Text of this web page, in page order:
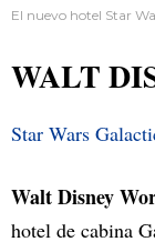
El nuevo hotel Star
WALT
Star Wars
Walt Disney
hotel de cabina